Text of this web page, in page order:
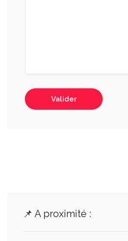
Valider
📌 A proximité :